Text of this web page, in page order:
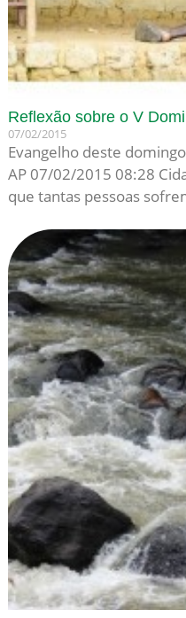
Reflexão sobre o V
07/02/2015
Evangelho deste
AP 07/02/2015 08:28
que tantas pessoas